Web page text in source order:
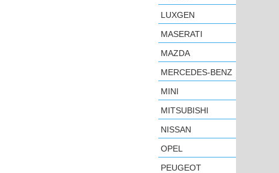
LUXGEN
MASERATI
MAZDA
MERCEDES-BENZ
MINI
MITSUBISHI
NISSAN
OPEL
PEUGEOT